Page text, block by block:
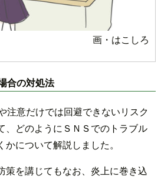
画・はこしろ
合の対処法
注意だけでは回避できないリスク
、どのようにＳＮＳでのトラブル
について解説しました。
策を講じてもなお、炎上に巻き込